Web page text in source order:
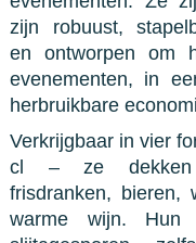
zijn robuust,
en ontworpen om
evenementen, in
herbruikbare
Verkrijgbaar in vier
cl – ze dekken
frisdranken, bieren,
warme wijn. Hun